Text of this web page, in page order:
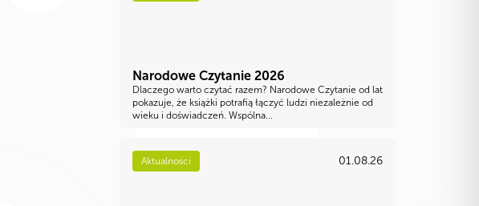
Narodowe Czytanie 2026
Dlaczego warto czytać razem? Narodowe Czytanie od lat
pokazuje, że książki potrafią łączyć ludzi niezależnie od
wieku i doświadczeń. Wspólna...
Aktualności 01.08.26